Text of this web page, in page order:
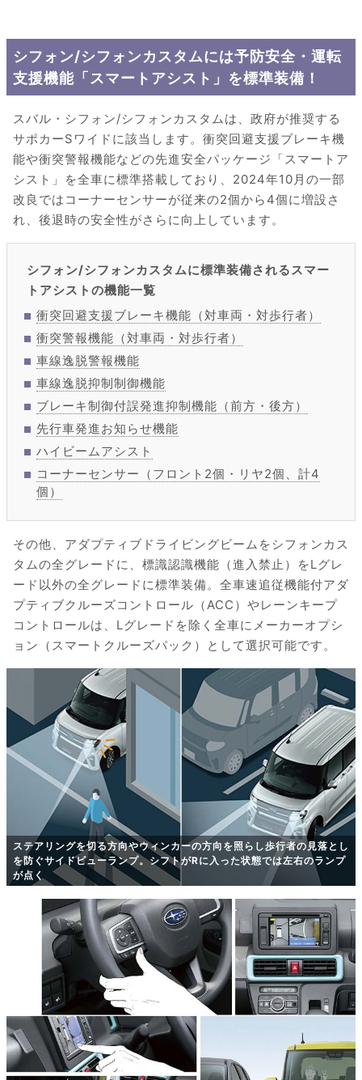
シフォン/シフォンカスタムには予防安全・運転
支援機能「スマートアシスト」を標準装備！
スバル・シフォン/シフォンカスタムは、政府が推奨する
サポカーSワイドに該当します。衝突回避支援ブレーキ機
能や衝突警報機能などの先進安全パッケージ「スマートア
シスト」を全車に標準搭載しており、2024年10月の一部
改良ではコーナーセンサーが従来の2個から4個に増設さ
れ、後退時の安全性がさらに向上しています。
シフォン/シフォンカスタムに標準装備されるスマー
トアシストの機能一覧
衝突回避支援ブレーキ機能（対車両・対歩行者）
衝突警報機能（対車両・対歩行者）
車線逸脱警報機能
車線逸脱抑制制御機能
ブレーキ制御付誤発進抑制機能（前方・後方）
先行車発進お知らせ機能
ハイビームアシスト
コーナーセンサー（フロント2個・リヤ2個、計4
個）
その他、アダプティブドライビングビームをシフォンカス
タムの全グレードに、標識認識機能（進入禁止）をLグレ
ード以外の全グレードに標準装備。全車速追従機能付アダ
プティブクルーズコントロール（ACC）やレーンキープ
コントロールは、Lグレードを除く全車にメーカーオプシ
ョン（スマートクルーズパック）として選択可能です。
ステアリングを切る方向やウィンカーの方向を照らし歩行者の見落とし
を防ぐサイドビューランプ。シフトがRに入った状態では左右のランプ
が点く